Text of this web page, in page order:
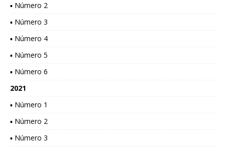
▪ Número 2
▪ Número 3
▪ Número 4
▪ Número 5
▪ Número 6
2021
▪ Número 1
▪ Número 2
▪ Número 3